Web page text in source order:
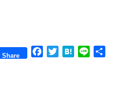
Share
H